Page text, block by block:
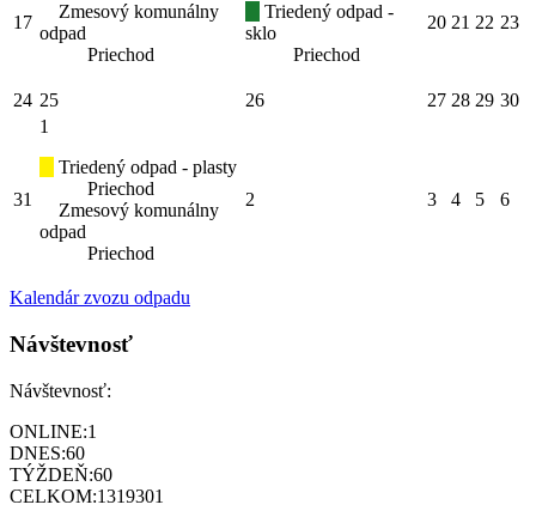
17
Zmesový komunálny
odpad
Priechod
Triedený odpad -
sklo
Priechod
20 21 22 23
24 25 26 27 28 29 30
31
1
Triedený odpad - plasty
Priechod
Zmesový komunálny
odpad
Priechod
2 3 4 5 6
Kalendár zvozu odpadu
Návštevnosť
Návštevnosť:
ONLINE:1
DNES:60
TÝŽDEŇ:60
CELKOM:1319301